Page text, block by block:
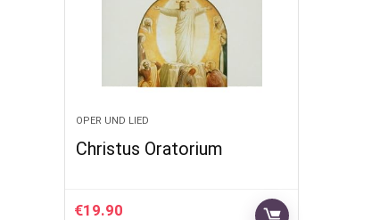
OPER UND LIED
Christus Oratorium
€19.90